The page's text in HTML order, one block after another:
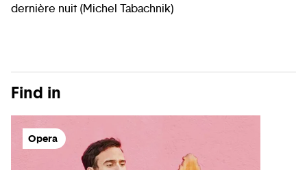
dernière nuit (Michel Tabachnik)
Find in
Opera